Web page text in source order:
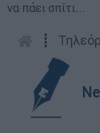
να πάει σπίτι...
┋